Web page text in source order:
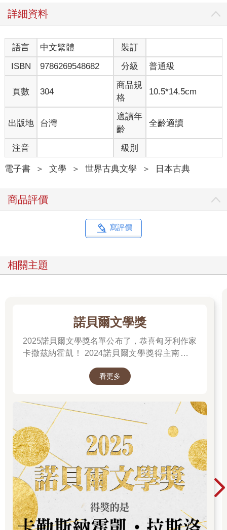
鼻子被托住的內供來說，都不是輕鬆的事。有一次，代替該弟子
自尊心。
池之尾的人說，幸好禪智內供是個出家人，否則有那種鼻子，根
本沒有女人願意嫁給他；其中甚至還有人批評，內供就是因為鼻
子長才出家的。可是，內供並不認為自己的僧侶身分，有讓鼻子
的煩惱減輕多少。況且，內供的自尊心太過脆弱，根本不是已婚
或未婚這種既定事實所能修補的。於是，他便嘗試透過各種積極
或消極的方法，來修復受損的自尊心。
內供最先想到的，是讓長鼻子看起來比實際上還要短。他會趁四
下無人的時候用各種角度照鏡子，熱衷地花心思仔細端詳。有時
候，光是改變臉的角度仍然無法讓他安心，於是他還會一下子托
腮、一下子抓下巴，猛盯著鏡子看。然而，不管怎麼弄，鼻子看
起來始終不曾短到令他滿意。有時候，越是煞費苦心，鼻子反而
音經》。
此外，內供還會隨時注意別人的鼻子。池之尾的寺廟經常舉辦供
養僧人和講經等佛事，寺內的禪房櫛比鱗次，澡堂裡天天有寺僧
在燒熱水，很多僧眾和俗人，都會在這裡進進出出。內供耐心地
內供的眼裡。至於原本就司空見慣的橘色僧帽或灰色袈裟，那就
不到。隨著這情況一再發生，內供心裡越來越不高興。每當跟人
之所以如此，全都是這股負面情緒作祟的緣故。
最後，內供甚至還在內典與外典中，尋找擁有同樣鼻子的人物，
想要讓自己的心多少得到一點慰藉。但是，所有的經文裡，都沒
有目連和舍利弗鼻子很長的記載。龍樹和馬鳴的鼻子，當然也和
一般人沒兩樣。當內供從震旦的傳聞中聽說蜀漢的劉備有一對長
耳朵時，不禁心想：如果那不是耳朵而是鼻子的話，自己會有多
不消說，內供除了這樣消極地煞費苦心外，也積極地嘗試縮短鼻
子的方法。他在這方面極盡所能，曾經把王瓜煎成湯藥來喝，也
曾經把老鼠尿塗在鼻子上。然而，不管用了什麼方法，從嘴脣上
垂下來的鼻子仍然有五、六寸那麼長。
不過，就在某年秋天，一位前往京都，順便替內供辦事的弟子，
向一位熟識的大夫，學來了縮短長鼻子的方法。據說那位大夫原
本是從震旦跨海到此，當時正擔任長樂寺的供僧。
內供還是老樣子，裝出一副不在乎鼻子的模樣，故意不說自己想
要立刻嘗試那個方法，但又用輕鬆的語氣說，每次用餐都要麻煩
弟子，讓他很過意不去。在他心裡，當然正等著弟子說服自己採
用這種方法。弟子不可能看不出內供的心思，但並不反感，反而
對內供採取這種策略的心理，產生了強烈的同情心。於是，正如
詳細資料
語言 中文繁體
裝訂
ISBN
9786269548682 分級 普通級
頁數 304
商品規
格
10.5*14.5cm
出版地 台灣
適讀年
齡
全齡適讀
注音 級別
電子書 ＞ 文學 ＞ 世界古典文學 ＞ 日本古典
商品評價
寫評價
相關主題
諾貝爾文學獎
2025諾貝爾文學獎名單公布了，恭喜匈牙利作家
卡撒茲納霍凱！ 2024諾貝爾文學獎得主南韓女
看更多